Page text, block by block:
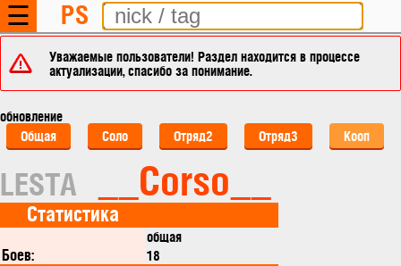
☰ PS
Уважаемые пользователи! Раздел находится в процессе
актуализации, спасибо за понимание.
обновление
Общая
Соло Отряд2 Отряд3 Кооп
LESTA __Corso__
Статистика
общая
Боев: 18